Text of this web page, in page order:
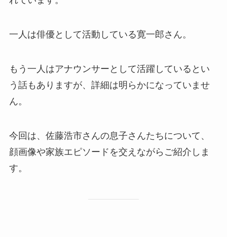
一人は俳優として活動している寛一郎さん。​
もう一人はアナウンサーとして活躍しているとい
う話もありますが、詳細は明らかになっていませ
ん。​
今回は、佐藤浩市さんの息子さんたちについて、
顔画像や家族エピソードを交えながらご紹介しま
す。​